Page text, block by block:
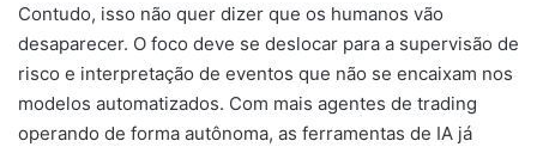
Contudo, isso não quer dizer que os humanos vão
desaparecer. O foco deve se deslocar para a supervisão de
risco e interpretação de eventos que não se encaixam nos
modelos automatizados. Com mais agentes de trading
operando de forma autônoma, as ferramentas de IA já